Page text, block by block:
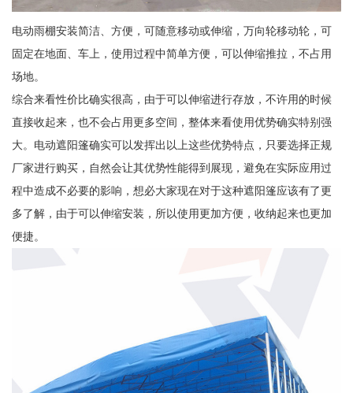
电动雨棚安装简洁、方便，可随意移动或伸缩，万向轮移动轮，可
固定在地面、车上，使用过程中简单方便，可以伸缩推拉，不占用
场地。
综合来看性价比确实很高，由于可以伸缩进行存放，不许用的时候
直接收起来，也不会占用更多空间，整体来看使用优势确实特别强
大。电动遮阳篷确实可以发挥出以上这些优势特点，只要选择正规
厂家进行购买，自然会让其优势性能得到展现，避免在实际应用过
程中造成不必要的影响，想必大家现在对于这种遮阳篷应该有了更
多了解，由于可以伸缩安装，所以使用更加方便，收纳起来也更加
便捷。